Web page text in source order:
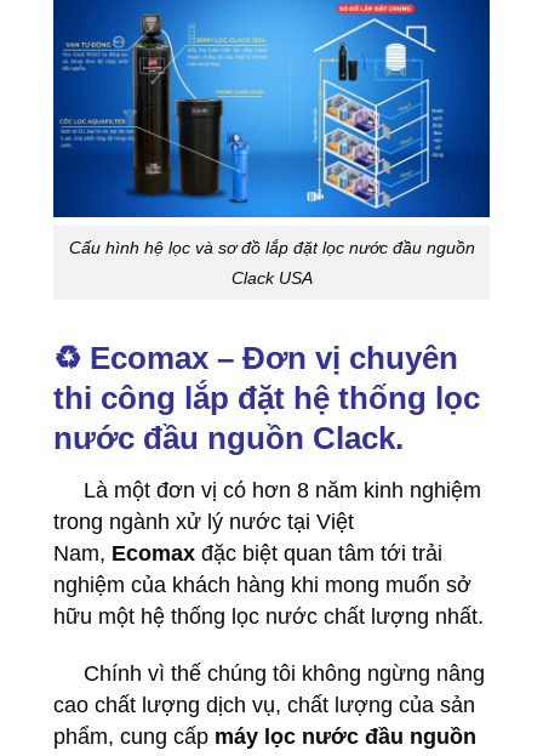
Cấu hình hệ lọc và sơ đồ lắp đặt lọc nước đầu nguồn
Clack USA
♻️ Ecomax – Đơn vị chuyên
thi công lắp đặt hệ thống lọc
nước đầu nguồn Clack.
Là một đơn vị có hơn 8 năm kinh nghiệm
trong ngành xử lý nước tại Việt
Nam, Ecomax đặc biệt quan tâm tới trải
nghiệm của khách hàng khi mong muốn sở
hữu một hệ thống lọc nước chất lượng nhất.
Chính vì thế chúng tôi không ngừng nâng
cao chất lượng dịch vụ, chất lượng của sản
phẩm, cung cấp máy lọc nước đầu nguồn